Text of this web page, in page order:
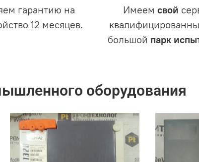
гарантию на
12 месяцев.
Имеемсвой
большой парк
оборудования